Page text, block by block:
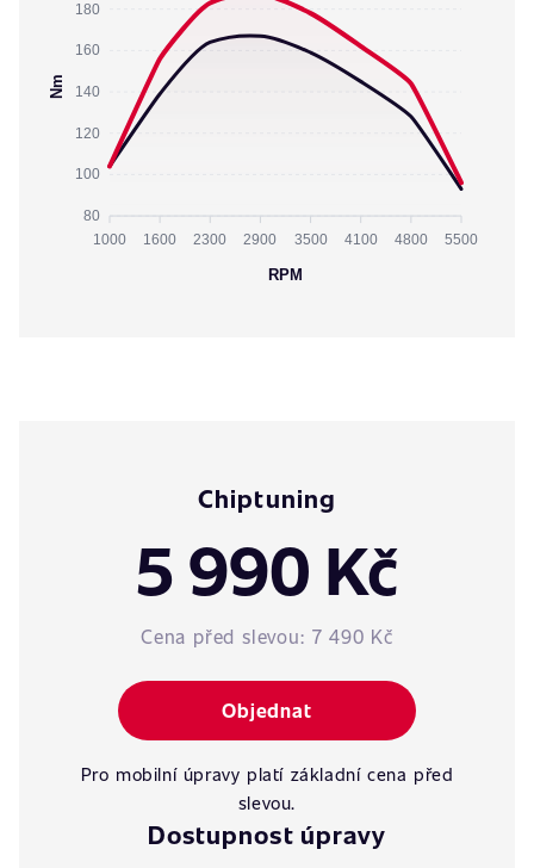
180
160
140
120
100
80
Nm
1000 1600 2300 2900 3500 4100 4800 5500
RPM
Chiptuning
5 990 Kč
Cena před slevou: 7 490 Kč
Objednat
Pro mobilní úpravy platí základní cena před
slevou.
Dostupnost úpravy